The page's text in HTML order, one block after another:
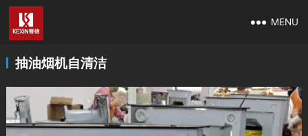
MENU
抽油烟机自清洁